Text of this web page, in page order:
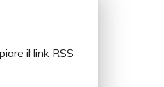
il link RSS